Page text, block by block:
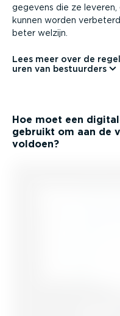
gegevens die ze leveren,
kunnen worden
beter welzijn.
Lees meer over de
uren van bestuurders
Hoe moet een
gebruikt om aan de
voldoen?